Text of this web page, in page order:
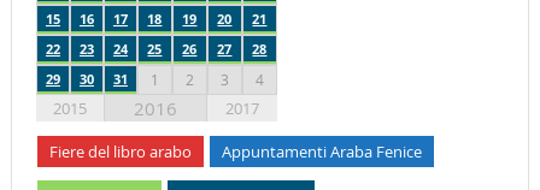
15
16 17 18 19 20
21
22
23 24 25 26 27
28
29
30 31 1 2 3 4
2015 2016
2017
Fiere del libro arabo
Appuntamenti Araba Fenice